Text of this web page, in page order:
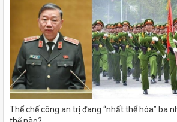
Thể chế công an trị đang “nhất thể hóa” ba